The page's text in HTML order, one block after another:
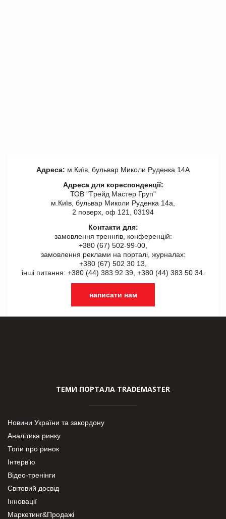
Адреса: м.Київ, бульвар Миколи Руденка 14А
Адреса для кореспонденції:
ТОВ "Tрейд Мастер Груп"
м.Київ, бульвар Миколи Руденка 14а,
2 поверх, оф 121, 03194
Контакти для:
замовлення треннгів, конференцій:
+380 (67) 502-99-00,
замовлення реклами на порталі, журналах:
+380 (67) 502 30 13,
інші питання: +380 (44) 383 92 39, +380 (44) 383 50 34.
написати нам
ТЕМИ ПОРТАЛА TRADEMASTER
Новини України та закордону
Аналітика ринку
Топи про ринок
Інтерв’ю
Відео-тренінги
Світовий досвід
Інновації
Маркетинг&Продажі